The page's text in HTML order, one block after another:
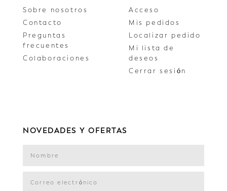
Sobre nosotros
Contacto
Preguntas
frecuentes
Colaboraciones
Acceso
Mis pedidos
Localizar pedido
Mi lista de
deseos
Cerrar sesión
NOVEDADES Y OFERTAS